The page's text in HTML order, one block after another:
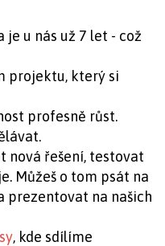
je u nás už 7 let - což
projektu, který si
profesně růst.
nová řešení, testovat
Můžeš o tom psát na
prezentovat na našich
, kde sdílíme